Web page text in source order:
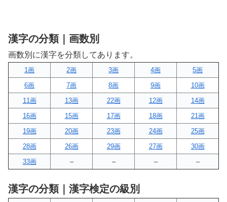
漢字の分類｜画数別
画数別に漢字を分類してあります。
1画 2画 3画 4画
5画
6画
7画 8画 9画
10画
11画
13画 22画 12画
14画
16画
15画 17画 18画
21画
19画
20画 23画 24画
25画
28画
26画 29画 27画
30画
33画
– – – –
漢字の分類｜漢字検定の級別